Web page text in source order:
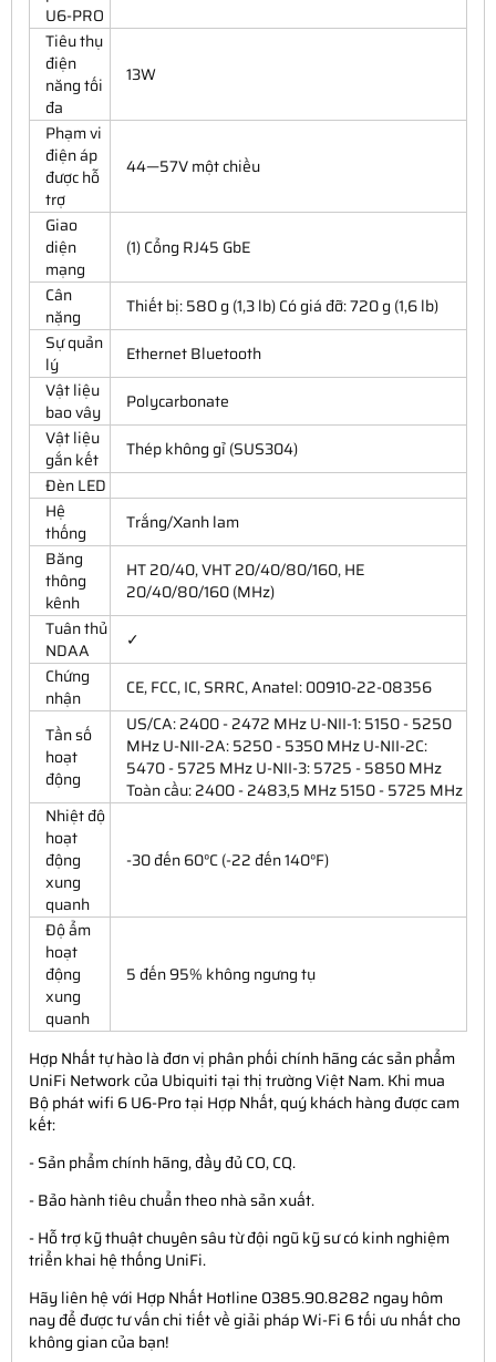
U6-PRO
Tiêu thụ
điện
năng tối
đa
13W
Phạm vi
điện áp
được hỗ
trợ
44—57V một chiều
Giao
diện
mạng
(1) Cổng RJ45 GbE
Cân
nặng
Thiết bị: 580 g (1,3 lb) Có giá đỡ: 720 g (1,6 lb)
Sự quản
lý
Ethernet Bluetooth
Vật liệu
bao vây
Polycarbonate
Vật liệu
gắn kết
Thép không gỉ (SUS304)
Đèn LED
Hệ
thống
Trắng/Xanh lam
Băng
thông
kênh
HT 20/40, VHT 20/40/80/160, HE
20/40/80/160 (MHz)
Tuân thủ
NDAA
✓
Chứng
nhận
CE, FCC, IC, SRRC, Anatel: 00910-22-08356
Tần số
hoạt
động
US/CA: 2400 - 2472 MHz U-NII-1: 5150 - 5250
MHz U-NII-2A: 5250 - 5350 MHz U-NII-2C:
5470 - 5725 MHz U-NII-3: 5725 - 5850 MHz
Toàn cầu: 2400 - 2483,5 MHz 5150 - 5725 MHz
Nhiệt độ
hoạt
động
xung
quanh
-30 đến 60°C (-22 đến 140°F)
Độ ẩm
hoạt
động
xung
quanh
5 đến 95% không ngưng tụ
Hợp Nhất tự hào là đơn vị phân phối chính hãng các sản phẩm
UniFi Network của Ubiquiti tại thị trường Việt Nam. Khi mua
Bộ phát wifi 6 U6-Pro tại Hợp Nhất, quý khách hàng được cam
kết:
- Sản phẩm chính hãng, đầy đủ CO, CQ.
- Bảo hành tiêu chuẩn theo nhà sản xuất.
- Hỗ trợ kỹ thuật chuyên sâu từ đội ngũ kỹ sư có kinh nghiệm
triển khai hệ thống UniFi.
Hãy liên hệ với Hợp Nhất Hotline 0385.90.8282 ngay hôm
nay để được tư vấn chi tiết về giải pháp Wi-Fi 6 tối ưu nhất cho
không gian của bạn!